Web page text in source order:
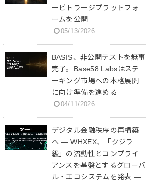
ービトラージプラットフォ
ームを公開
05/13/2026
BASIS、非公開テストを無事
完了。Base58 Labsはステ
ーキング市場への本格展開
に向け準備を進める
04/11/2026
デジタル金融秩序の再構築
へ ― WHXEX、「クジラ
級」の流動性とコンプライ
アンスを基盤とするグローバ
ル・エコシステムを発表 ―